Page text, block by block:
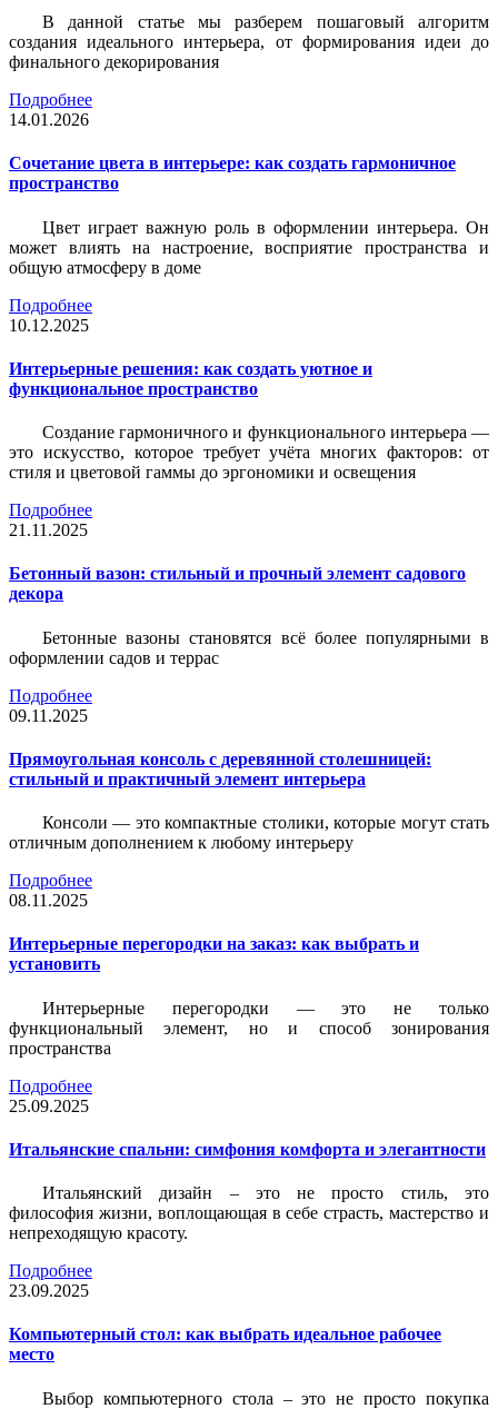
В данной статье мы разберем пошаговый алгоритм
создания идеального интерьера, от формирования идеи до
финального декорирования
Подробнее
14.01.2026
Сочетание цвета в интерьере: как создать гармоничное
пространство
Цвет играет важную роль в оформлении интерьера. Он
может влиять на настроение, восприятие пространства и
общую атмосферу в доме
Подробнее
10.12.2025
Интерьерные решения: как создать уютное и
функциональное пространство
Создание гармоничного и функционального интерьера —
это искусство, которое требует учёта многих факторов: от
стиля и цветовой гаммы до эргономики и освещения
Подробнее
21.11.2025
Бетонный вазон: стильный и прочный элемент садового
декора
Бетонные вазоны становятся всё более популярными в
оформлении садов и террас
Подробнее
09.11.2025
Прямоугольная консоль с деревянной столешницей:
стильный и практичный элемент интерьера
Консоли — это компактные столики, которые могут стать
отличным дополнением к любому интерьеру
Подробнее
08.11.2025
Интерьерные перегородки на заказ: как выбрать и
установить
Интерьерные перегородки — это не только
функциональный элемент, но и способ зонирования
пространства
Подробнее
25.09.2025
Итальянские спальни: симфония комфорта и элегантности
Итальянский дизайн – это не просто стиль, это
философия жизни, воплощающая в себе страсть, мастерство и
непреходящую красоту.
Подробнее
23.09.2025
Компьютерный стол: как выбрать идеальное рабочее
место
Выбор компьютерного стола – это не просто покупка